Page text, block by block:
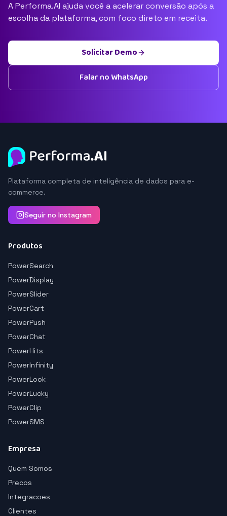
A Performa.AI ajuda você a acelerar conversão após a
escolha da plataforma, com foco direto em receita.
Solicitar Demo
Falar no WhatsApp
Plataforma completa de inteligência de dados para e-
commerce.
Seguir no Instagram
Produtos
PowerSearch
PowerDisplay
PowerSlider
PowerCart
PowerPush
PowerChat
PowerHits
PowerInfinity
PowerLook
PowerLucky
PowerClip
PowerSMS
Empresa
Quem Somos
Precos
Integracoes
Clientes